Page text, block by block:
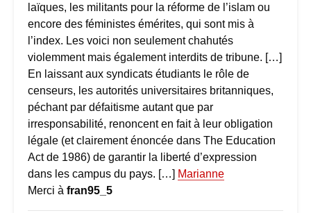
laïques, les militants pour la réforme de l’islam ou
encore des féministes émérites, qui sont mis à
l’index. Les voici non seulement chahutés
violemment mais également interdits de tribune. […]
En laissant aux syndicats étudiants le rôle de
censeurs, les autorités universitaires britanniques,
péchant par défaitisme autant que par
irresponsabilité, renoncent en fait à leur obligation
légale (et clairement énoncée dans The Education
Act de 1986) de garantir la liberté d’expression
dans les campus du pays. […] Marianne
Merci à fran95_5